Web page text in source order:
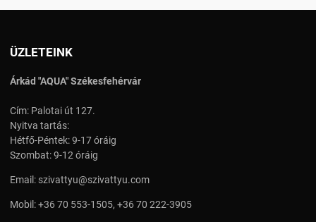
ÜZLETEINK
Árkád "AQUA" Székesfehérvár
Cím: Palotai út 127.
Nyitva tartás:
Hétfő-Péntek: 9-17 óráig
Szombat: 9-12 óráig
Email: szivattyu@szivattyu.com
Mobil:+36 70 553-1505, +36 70 222-3905